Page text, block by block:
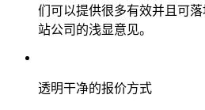
们可以提供很多有效并且可
站公司的浅显意见。
透明干净的报价方式